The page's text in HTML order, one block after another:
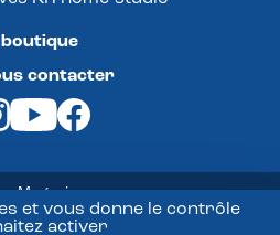
et vous donne le contrôle
activer
boutique
contacter
Magazine -